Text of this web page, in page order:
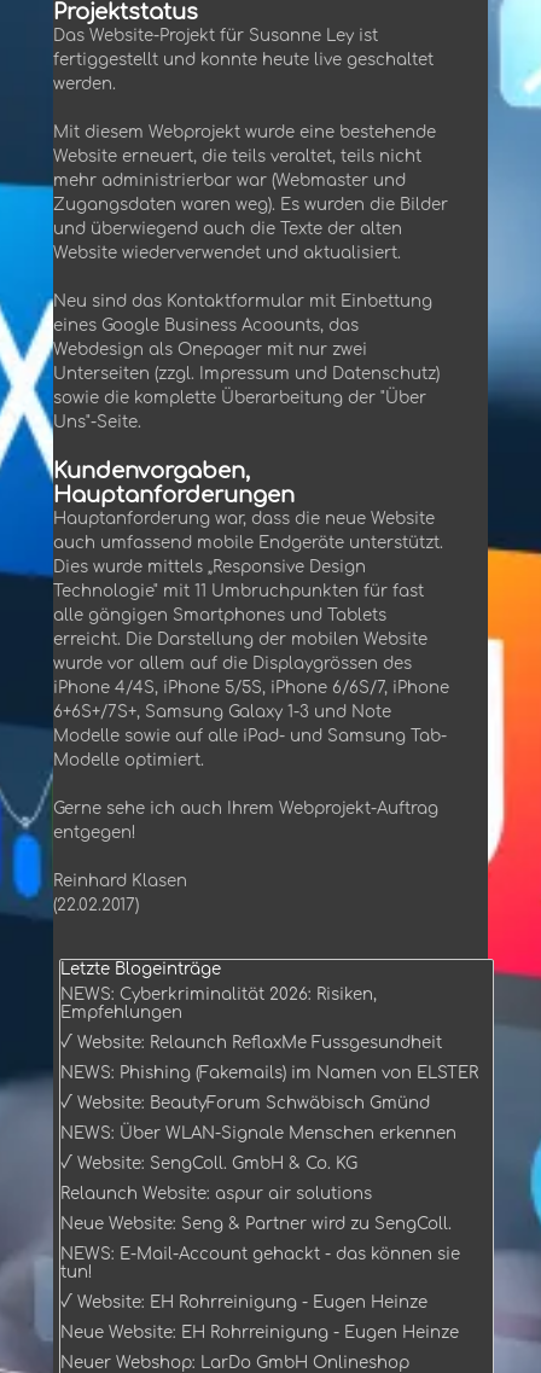
Projektstatus
Das Website-Projekt für Susanne Ley ist
fertiggestellt und konnte heute live geschaltet
werden.
Mit diesem Webprojekt wurde eine bestehende
Website erneuert, die teils veraltet, teils nicht
mehr administrierbar war (Webmaster und
Zugangsdaten waren weg). Es wurden die Bilder
und überwiegend auch die Texte der alten
Website wiederverwendet und aktualisiert.
Neu sind das Kontaktformular mit Einbettung
eines Google Business Acoounts, das
Webdesign als Onepager mit nur zwei
Unterseiten (zzgl. Impressum und Datenschutz)
sowie die komplette Überarbeitung der "Über
Uns"-Seite.
Kundenvorgaben,
Hauptanforderungen
Hauptanforderung war, dass die neue Website
auch umfassend mobile Endgeräte unterstützt.
Dies wurde mittels „Responsive Design
Technologie" mit 11 Umbruchpunkten für fast
alle gängigen Smartphones und Tablets
erreicht. Die Darstellung der mobilen Website
wurde vor allem auf die Displaygrössen des
iPhone 4/4S, iPhone 5/5S, iPhone 6/6S/7, iPhone
6+6S+/7S+, Samsung Galaxy 1-3 und Note
Modelle sowie auf alle iPad- und Samsung Tab-
Modelle optimiert.
Gerne sehe ich auch Ihrem Webprojekt-Auftrag
entgegen!
Reinhard Klasen
(22.02.2017)
Block überspringen Letzte Blogeinträge
Letzte Blogeinträge
NEWS: Cyberkriminalität 2026: Risiken,
Empfehlungen
√ Website: Relaunch ReflaxMe Fussgesundheit
NEWS: Phishing (Fakemails) im Namen von ELSTER
√ Website: BeautyForum Schwäbisch Gmünd
NEWS: Über WLAN-Signale Menschen erkennen
√ Website: SengColl. GmbH & Co. KG
Relaunch Website: aspur air solutions
Neue Website: Seng & Partner wird zu SengColl.
NEWS: E-Mail-Account gehackt - das können sie
tun!
√ Website: EH Rohrreinigung - Eugen Heinze
Neue Website: EH Rohrreinigung - Eugen Heinze
Neuer Webshop: LarDo GmbH Onlineshop